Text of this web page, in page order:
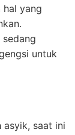
hal yang
untuk
saat ini